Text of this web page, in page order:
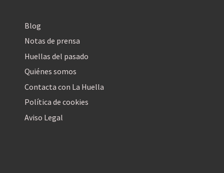
Blog
Notas de prensa
Huellas del pasado
Quiénes somos
Contacta con La Huella
Política de cookies
Aviso Legal